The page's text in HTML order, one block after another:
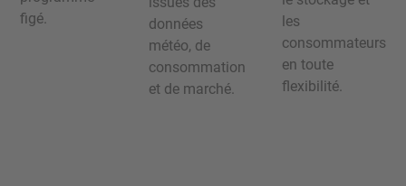
figé.
données
météo, de
consommation
et de marché.
les
consommateurs
en toute
flexibilité.